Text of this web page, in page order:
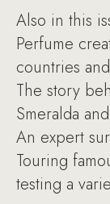
Also in this
Perfume
countries
The story
Smeralda
An expert
Touring
testing a